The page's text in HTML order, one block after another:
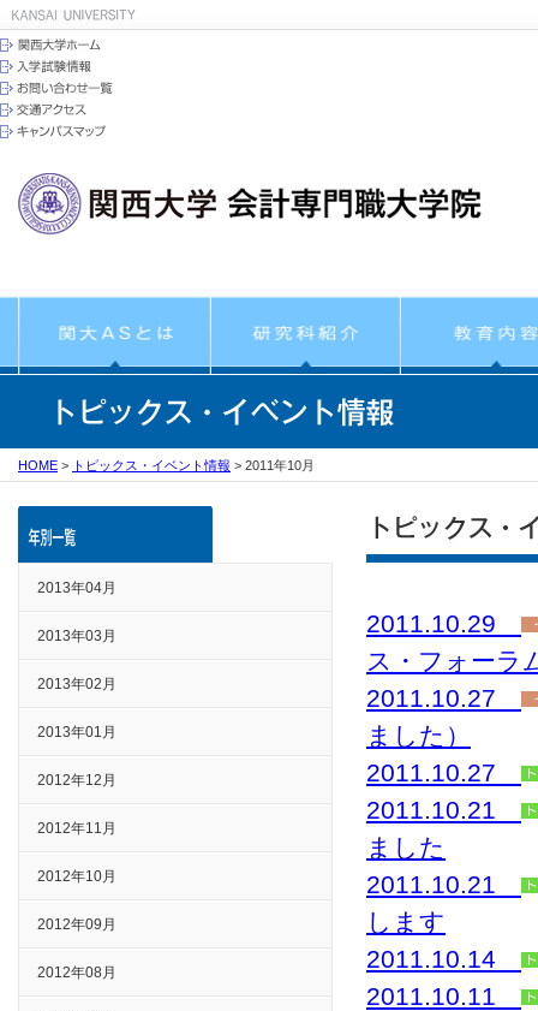
HOME > トピックス・イベント情報 > 2011年10月
2011.10.29
ス・フォーラ
2011.10.27
ました）
2011.10.27
2011.10.21
ました
2011.10.21
します
2011.10.14
2011.10.11
2013年04月
2013年03月
2013年02月
2013年01月
2012年12月
2012年11月
2012年10月
2012年09月
2012年08月